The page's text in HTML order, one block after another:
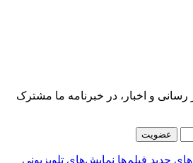
رسانی و اخبار، در خبرنامه ما مشترک
عضویت
جدید فیلم‌ها نمایش‌های تلویزیونی